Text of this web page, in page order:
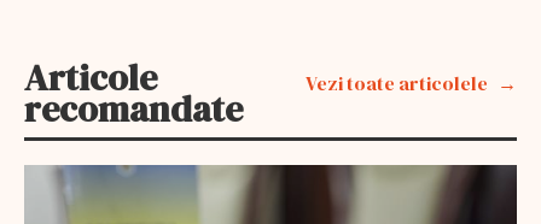
Articole
recomandate
Vezi toate articolele